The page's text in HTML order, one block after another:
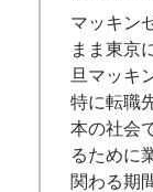
マッキン
まま東京
旦マッキ
特に転職
本の社会
るために
関わる期